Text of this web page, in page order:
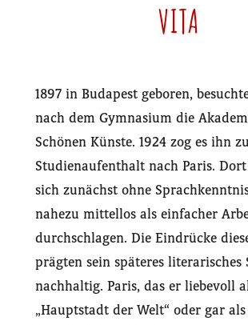
VITA
1897 in Budapest geboren,
nach dem Gymnasium die
Schönen Künste. 1924 zog es ihn
Studienaufenthalt nach Paris.
sich zunächst ohne
nahezu mittellos als einfacher
durchschlagen. Die Eindrücke
prägten sein späteres literarisches
nachhaltig. Paris, das er liebevoll
„Hauptstadt der Welt“ oder gar